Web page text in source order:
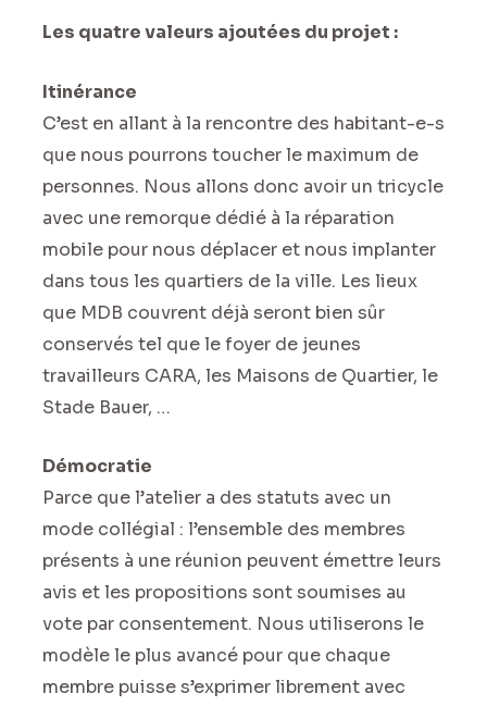
Les quatre valeurs ajoutées du projet :
Itinérance
C’est en allant à la rencontre des habitant-e-s
que nous pourrons toucher le maximum de
personnes. Nous allons donc avoir un tricycle
avec une remorque dédié à la réparation
mobile pour nous déplacer et nous implanter
dans tous les quartiers de la ville. Les lieux
que MDB couvrent déjà seront bien sûr
conservés tel que le foyer de jeunes
travailleurs CARA, les Maisons de Quartier, le
Stade Bauer, …
Démocratie
Parce que l’atelier a des statuts avec un
mode collégial : l’ensemble des membres
présents à une réunion peuvent émettre leurs
avis et les propositions sont soumises au
vote par consentement. Nous utiliserons le
modèle le plus avancé pour que chaque
membre puisse s’exprimer librement avec